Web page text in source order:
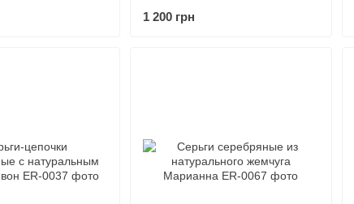
1 200 грн